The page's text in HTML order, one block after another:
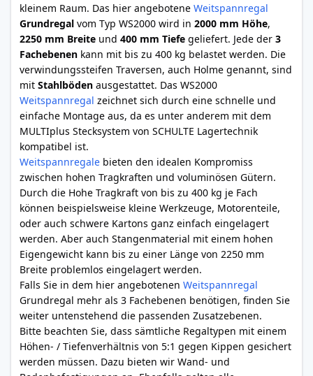
kleinem Raum. Das hier angebotene Weitspannregal
Grundregal vom Typ WS2000 wird in 2000 mm Höhe,
2250 mm Breite und 400 mm Tiefe geliefert. Jede der 3
Fachebenen kann mit bis zu 400 kg belastet werden. Die
verwindungssteifen Traversen, auch Holme genannt, sind
mit Stahlböden ausgestattet. Das WS2000
Weitspannregal zeichnet sich durch eine schnelle und
einfache Montage aus, da es unter anderem mit dem
MULTIplus Stecksystem von SCHULTE Lagertechnik
kompatibel ist.
Weitspannregale bieten den idealen Kompromiss
zwischen hohen Tragkraften und voluminösen Gütern.
Durch die Hohe Tragkraft von bis zu 400 kg je Fach
können beispielsweise kleine Werkzeuge, Motorenteile,
oder auch schwere Kartons ganz einfach eingelagert
werden. Aber auch Stangenmaterial mit einem hohen
Eigengewicht kann bis zu einer Länge von 2250 mm
Breite problemlos eingelagert werden.
Falls Sie in dem hier angebotenen Weitspannregal
Grundregal mehr als 3 Fachebenen benötigen, finden Sie
weiter untenstehend die passenden Zusatzebenen.
Bitte beachten Sie, dass sämtliche Regaltypen mit einem
Höhen- / Tiefenverhältnis von 5:1 gegen Kippen gesichert
werden müssen. Dazu bieten wir Wand- und